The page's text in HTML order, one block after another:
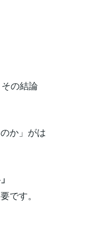
の結論
か」がは
です。